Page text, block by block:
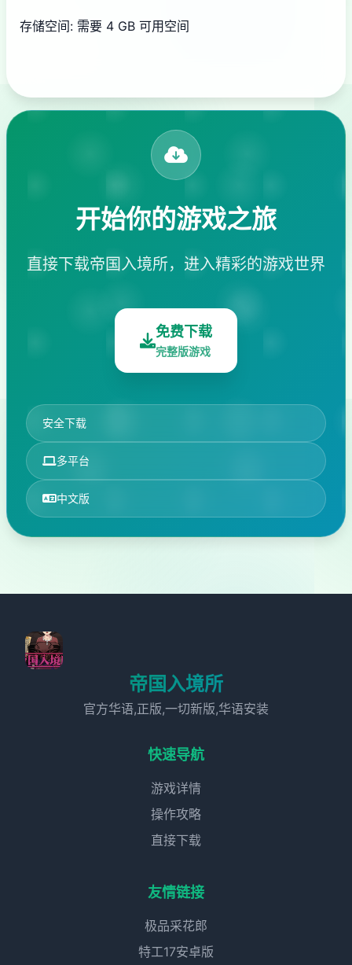
存储空间: 需要 4 GB 可用空间
开始你的游戏之旅
直接下载帝国入境所，进入精彩的游戏世界
免费下载
完整版游戏
安全下载
多平台
中文版
帝国入境所
官方华语,正版,一切新版,华语安装
快速导航
游戏详情
操作攻略
直接下载
友情链接
极品采花郎
特工17安卓版